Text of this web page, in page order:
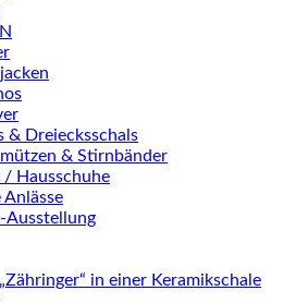
& Dreiecksschals
& Stirnbänder
/ Hausschuhe
Ausstellung
in einer Keramikschale